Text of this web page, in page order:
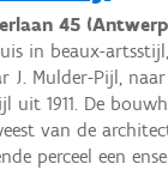
45
in beaux-
J. Mulder-Pijl,
uit 1911. De
van de
perceel een